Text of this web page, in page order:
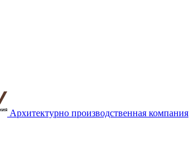
Архитектурно производственная компания